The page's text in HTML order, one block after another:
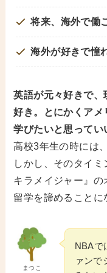
将来、海外で働
海外が好きで憧
英語が元々好きで、
好き。とにかくアメ
学びたいと思ってい
高校3年生の時には
しかし、そのタイ
キラメイジャー』
留学を諦めることに
まつこ
NBAで
ァンで